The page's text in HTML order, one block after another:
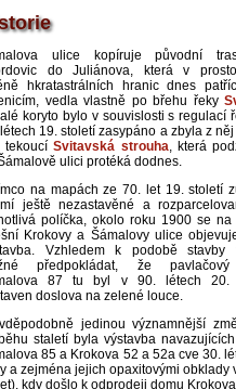
ulice kopíruje původní
do Juliánova, která v
hkratastrálních hranic dnes
vedla vlastně po břehu řeky
koryto bylo v souvislosti s regulací
19. století zasypáno a zbyla z
tekoucíSvitavská strouha, která
ulici protéká dodnes.
na mapách ze 70. let 19. století
ještě nezastavěné a
políčka, okolo roku 1900 se na
Krokovy a Šámalovy ulice
Vzhledem k podobě stavby
předpokládat, že
87 tu byl v 90. létech 20.
doslova na zelené louce.
jedinou významnější
staletí byla výstavba
85 a Krokova 52 a 52a cve 30.
a zejména jejich opaxitovými obklady
kdy došlo k odprodeji domu